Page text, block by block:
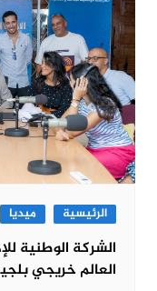
الرئيسية ميديا
الشركة الوطنية
العالم خريجي